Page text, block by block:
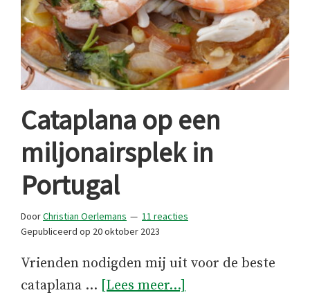
Cataplana op een
miljonairsplek in
Portugal
DoorChristian Oerlemans
11 reacties
Gepubliceerd op 20 oktober 2023
Vrienden nodigden mij uit voor de beste
cataplana … [Lees meer...]